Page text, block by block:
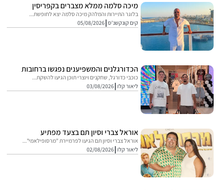
מיכה סלמה ממלא מצברים בקפריסין
בלוגר התיירות והמלהק מיכה סלמה יצא לחופשת...
קים קונקשנ'ס 05/08/2026
הכדורגלנים והמשפיענים נפגשו ברחובות
כוכבי כדורגל, שחקנים ויוצרי תוכן הגיעו להשקת...
ליאור קלו 03/08/2026
אוראל צברי וסיון תם בצעד מפתיע
אוראל צברי וסיון תם הגיעו לפרמיירת "מרסופילאמי"...
ליאור קלו 02/08/2026